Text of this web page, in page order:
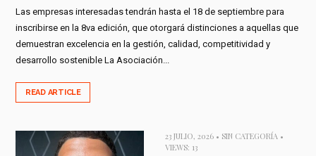
Las empresas interesadas tendrán hasta el 18 de septiembre para
inscribirse en la 8va edición, que otorgará distinciones a aquellas que
demuestran excelencia en la gestión, calidad, competitividad y
desarrollo sostenible La Asociación...
READ ARTICLE
23 JULIO, 2026 • SIN CATEGORÍA •
VIEWS: 13